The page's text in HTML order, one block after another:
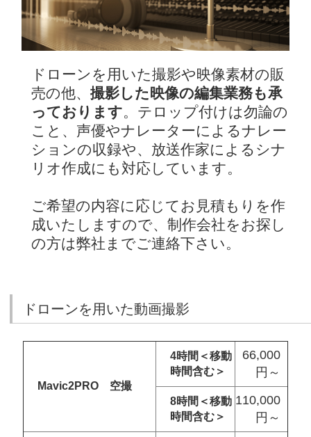
ドローンを用いた撮影や映像素材の販
売の他、 撮影した映像の編集業務も承
っております 。テロップ付けは勿論の
こと、声優やナレーターによるナレー
ションの収録や、放送作家によるシナ
リオ作成にも対応しています。
ご希望の内容に応じてお見積もりを作
成いたしますので、制作会社をお探し
の方は弊社までご連絡下さい。
ドローンを用いた動画撮影
Mavic2PRO 空撮
4時間＜移動
時間含む＞
66,000
円～
8時間＜移動
時間含む＞
110,000
円～